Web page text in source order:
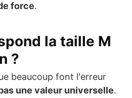
force.
la taille M
?
beaucoup font l'erreur
une valeur universelle.